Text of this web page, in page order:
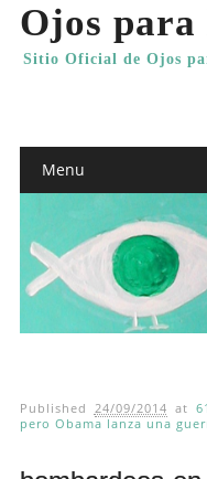
Ojos para
Sitio Oficial de Ojos
Main menu
Menu
Published 24/09/2014 at
pero Obama lanza una